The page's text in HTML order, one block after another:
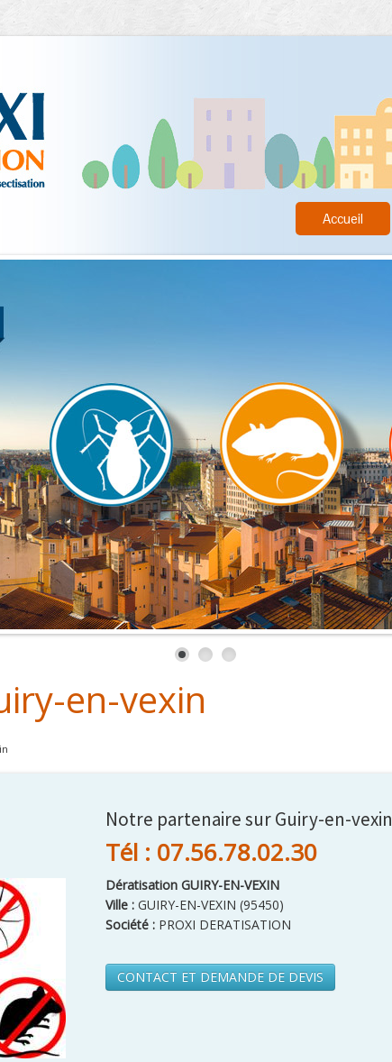
Accueil
en-vexin
Notre partenaire sur Guiry-en-vexin
Tél : 07.56.78.02.30
Dératisation GUIRY-EN-VEXIN
Ville : GUIRY-EN-VEXIN (95450)
Société : PROXI DERATISATION
CONTACT ET DEMANDE DE DEVIS